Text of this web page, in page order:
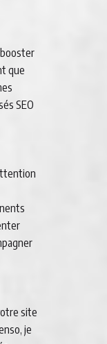
que
SEO
site
je